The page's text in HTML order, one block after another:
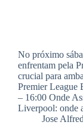
No próximo
enfrentam pela
crucial para
Premier
– 16:00 Onde
Liverpool: onde
Jose